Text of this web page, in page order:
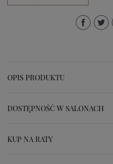
OPIS PRODUKTU
DOSTĘPNOŚĆ W SALONACH
KUP NA RATY